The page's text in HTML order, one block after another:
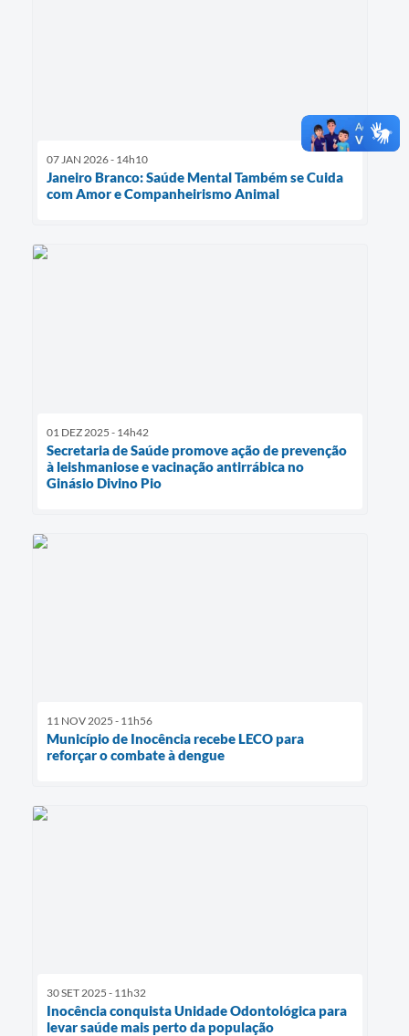
07 JAN 2026 - 14h10
Janeiro Branco: Saúde Mental Também se Cuida
com Amor e Companheirismo Animal
01 DEZ 2025 - 14h42
Secretaria de Saúde promove ação de prevenção
à leishmaniose e vacinação antirrábica no
Ginásio Divino Pio
11 NOV 2025 - 11h56
Município de Inocência recebe LECO para
reforçar o combate à dengue
30 SET 2025 - 11h32
Inocência conquista Unidade Odontológica para
levar saúde mais perto da população